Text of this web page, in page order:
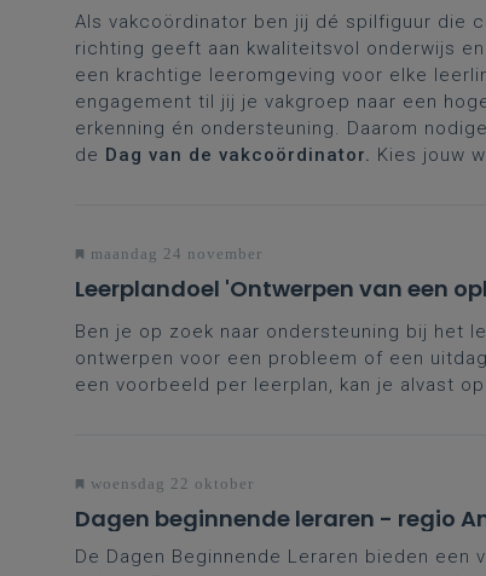
Als vakcoördinator ben jij dé spilfiguur die
richting geeft aan kwaliteitsvol onderwijs
een krachtige leeromgeving voor elke
engagement til jij je vakgroep naar een
erkenning én ondersteuning. Daarom
de Dag van de vakcoördinator. Kies jouw
maandag 24 november
Leerplandoel 'Ontwerpen van een
Ben je op zoek naar ondersteuning bij het
ontwerpen voor een probleem of een
een voorbeeld per leerplan, kan je alvast
woensdag 22 oktober
Dagen beginnende leraren - regio
De Dagen Beginnende Leraren bieden een